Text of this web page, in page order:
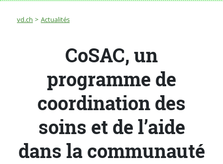
Fil d'Ariane
vd.ch Actualités
CoSAC, un programme de coordination des soins et
CoSAC, un
programme de
coordination des
soins et de l’aide
dans la communauté